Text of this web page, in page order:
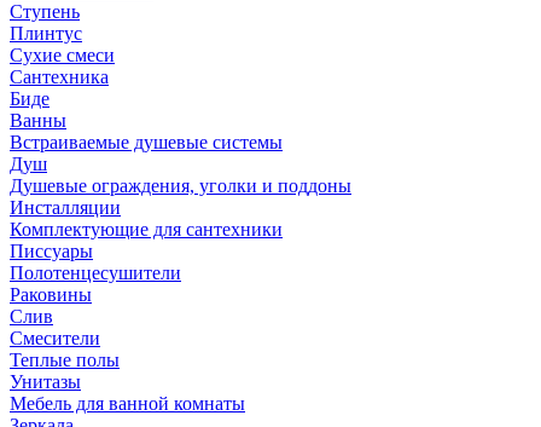
Ступень
Плинтус
Сухие смеси
Сантехника
Биде
Ванны
Встраиваемые душевые системы
Душ
Душевые ограждения, уголки и поддоны
Инсталляции
Комплектующие для сантехники
Писсуары
Полотенцесушители
Раковины
Слив
Смесители
Теплые полы
Унитазы
Мебель для ванной комнаты